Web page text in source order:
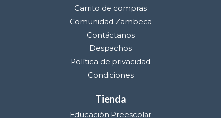
Carrito de compras
Comunidad Zambeca
Contáctanos
Despachos
Política de privacidad
Condiciones
Tienda
Educación Preescolar